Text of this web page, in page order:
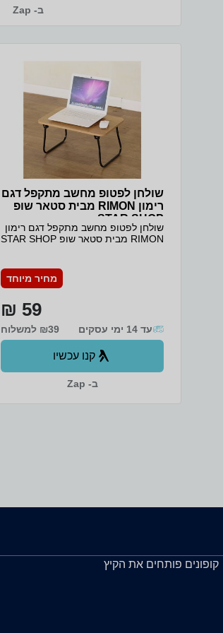
ב- Zap
שולחן לפטופ מחשב מתקפל דגם
רימון RIMON מבית סטאר שופ
STAR SHOP
שולחן לפטופ מחשב מתקפל דגם רימון
RIMON מבית סטאר שופ STAR SHOP
וכל צורך אחר שולחן שימושי קל נוח
ומתקפל רגליים ממתכת חזקה המגש
מחיר מיוחד
59 ₪
₪39 למשלוח עד 14 ימי עסקים
קנו עכשיו
ב- Zap
קופונים פותחים את הקיץ